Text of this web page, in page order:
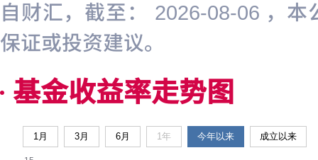
自财汇，截至： 2026-08-06 ，
保证或投资建议。
基金收益率走势图
1月 3月 6月 1年 今年以来 成立以来